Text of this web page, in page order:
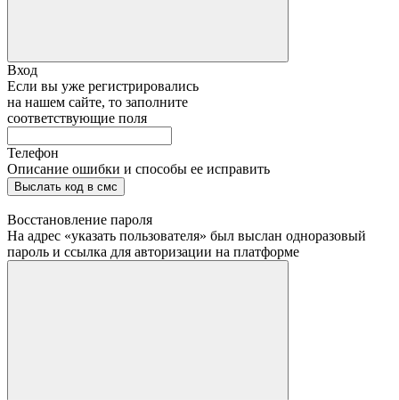
Вход
Если вы уже регистрировались
на нашем сайте, то заполните
соответствующие поля
Телефон
Описание ошибки и способы ее исправить
Выслать код в смс
Восстановление пароля
На адрес «указать пользователя» был выслан одноразовый
пароль и ссылка для авторизации на платформе